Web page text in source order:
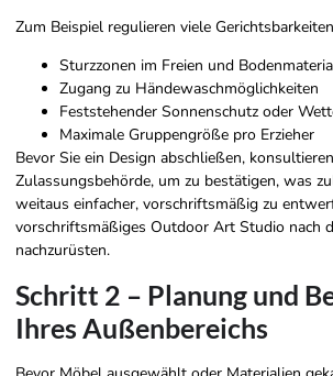
Zum Beispiel regulieren viele
Sturzzonen im Freien und
Zugang zu Händewaschmöglichkeiten
Feststehender Sonnenschutz oder
Maximale Gruppengröße pro Erzieher
Bevor Sie ein Design abschließen,
Zulassungsbehörde, um zu bestätigen, was
weitaus einfacher, vorschriftsmäßig zu
vorschriftsmäßiges Outdoor Art Studio nach
nachzurüsten.
Schritt 2 – Planung und
Ihres Außenbereichs